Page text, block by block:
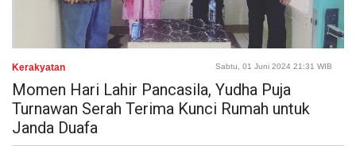
Kerakyatan Sabtu, 01 Juni 2024 21:31 WIB
Momen Hari Lahir Pancasila, Yudha Puja
Turnawan Serah Terima Kunci Rumah untuk
Janda Duafa